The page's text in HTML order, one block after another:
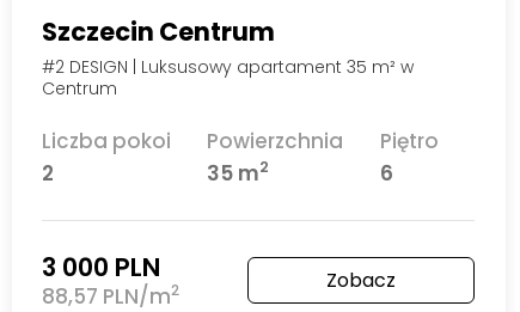
Szczecin Centrum
#2 DESIGN | Luksusowy apartament 35 m² w
Centrum
Liczba pokoi
2
Powierzchnia
35 m2
Piętro
6
3 000 PLN
88,57 PLN/m2 Zobacz